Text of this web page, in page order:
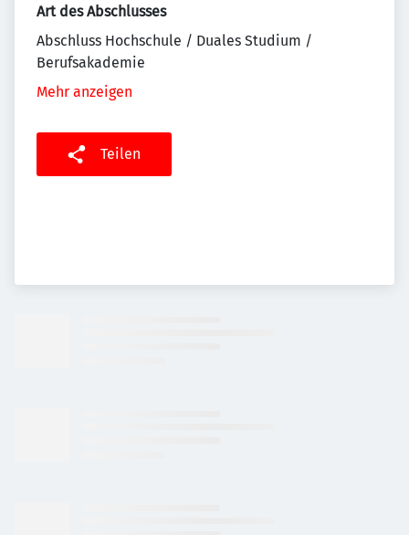
Art des Abschlusses
Abschluss Hochschule / Duales Studium /
Berufsakademie
Mehr anzeigen
Teilen